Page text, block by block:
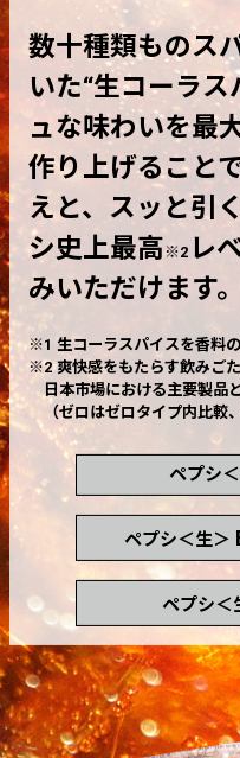
数十種類ものス
いた“生コーラス
ュな味わいを最
作り上げること
えと、スッと引
シ史上最高 ※2 レ
みいただけます。
※1 生コーラスパイスを香料
※2 爽快感をもたらす飲みごた
日本市場における主要製品と
（ゼロはゼロタイプ内比較
ペプシ
ペプシ＜生＞
ペプシ＜